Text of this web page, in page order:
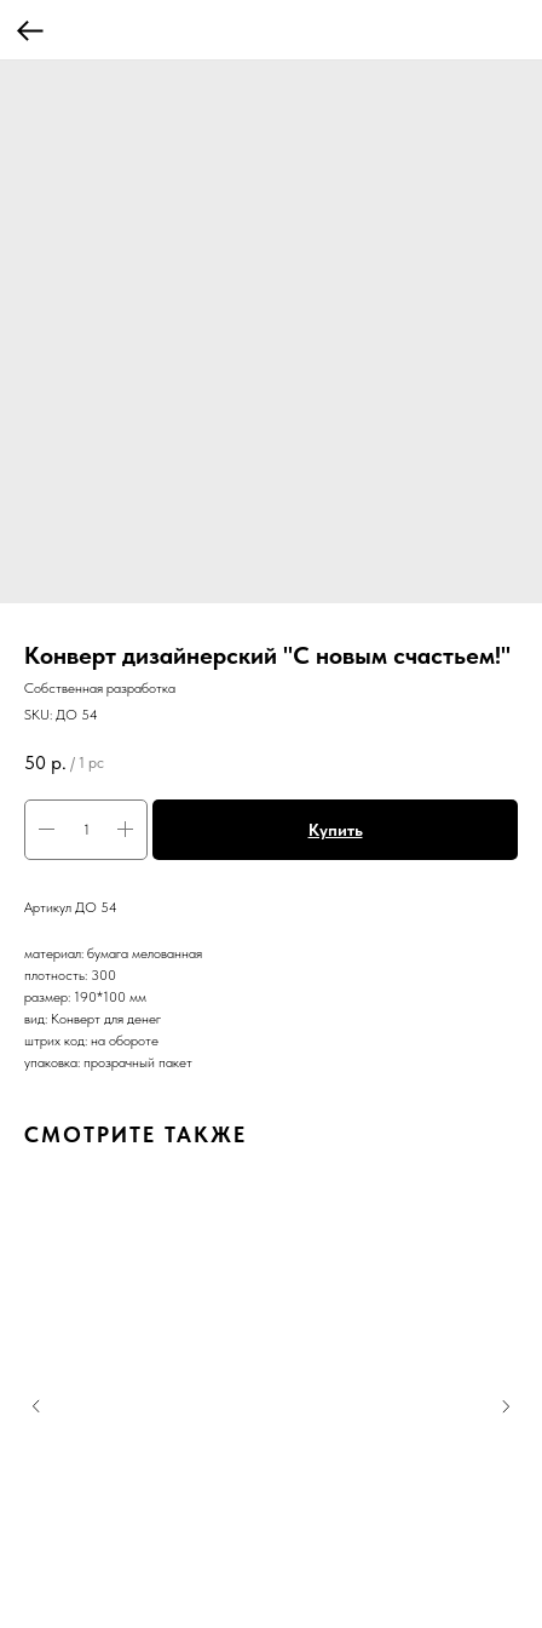
Конверт дизайнерский "С новым счастьем!"
Собственная разработка
SKU: ДО 54
50 р. / 1 pc
Купить
Артикул ДО 54
материал: бумага мелованная
плотность: 300
размер: 190*100 мм
вид: Конверт для денег
штрих код: на обороте
упаковка: прозрачный пакет
СМОТРИТЕ ТАКЖЕ